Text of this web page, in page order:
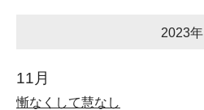
2023年
11月
慚なくして慧なし